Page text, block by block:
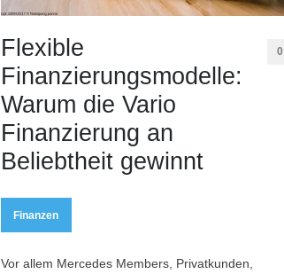
Flexible
Finanzierungsmodelle:
Warum die Vario
Finanzierung an
Beliebtheit gewinnt
0
Finanzen
Vor allem Mercedes Members, Privatkunden,